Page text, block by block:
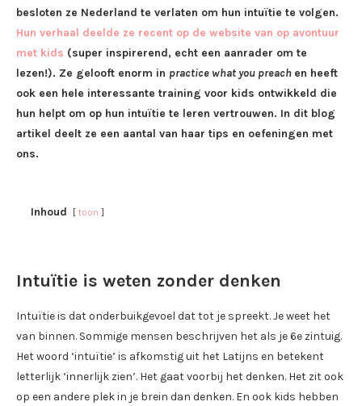
besloten ze Nederland te verlaten om hun intuïtie te volgen.
Hun verhaal deelde ze recent op de website van op avontuur
met kids (super inspirerend, echt een aanrader om te
lezen!). Ze gelooft enorm in practice what you preach en heeft
ook een hele interessante training voor kids ontwikkeld die
hun helpt om op hun intuïtie te leren vertrouwen. In dit blog
artikel deelt ze een aantal van haar tips en oefeningen met
ons.
Inhoud toon
Intuïtie is weten zonder denken
Intuïtie is dat onderbuikgevoel dat tot je spreekt. Je weet het
van binnen. Sommige mensen beschrijven het als je 6e zintuig.
Het woord ‘intuïtie’ is afkomstig uit het Latijns en betekent
letterlijk ‘innerlijk zien’. Het gaat voorbij het denken. Het zit ook
op een andere plek in je brein dan denken. En ook kids hebben